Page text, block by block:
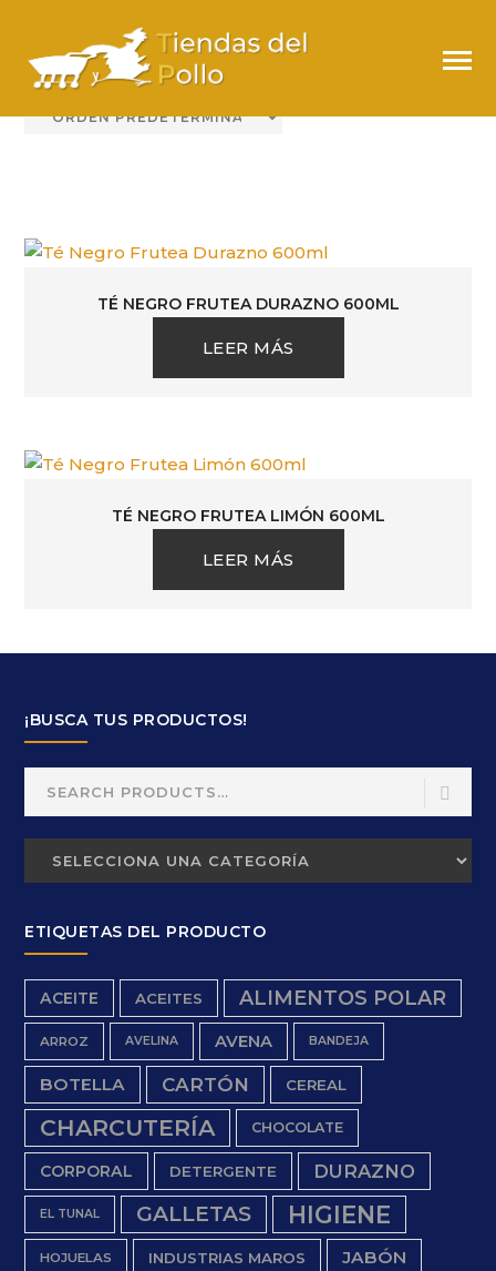
ENVASADOS H2O
TÉ NEGRO FRUTEA DURAZNO 600ML
LEER MÁS
TÉ NEGRO FRUTEA LIMÓN 600ML
LEER MÁS
¡BUSCA TUS PRODUCTOS!
ETIQUETAS DEL PRODUCTO
ACEITE ACEITES ALIMENTOS POLAR
ARROZ AVELINA AVENA BANDEJA
BOTELLA CARTÓN CEREAL
CHARCUTERÍA CHOCOLATE
CORPORAL DETERGENTE DURAZNO
EL TUNAL GALLETAS HIGIENE
HOJUELAS INDUSTRIAS MAROS JABÓN